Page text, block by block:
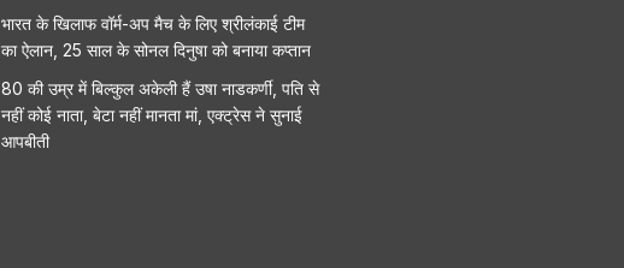
भारत के खिलाफ वॉर्म-अप मैच के लिए श्रीलंकाई टीम
का ऐलान, 25 साल के सोनल दिनुषा को बनाया कप्तान
80 की उम्र में बिल्कुल अकेली हैं उषा नाडकर्णी, पति से
नहीं कोई नाता, बेटा नहीं मानता मां, एक्ट्रेस ने सुनाई
आपबीती